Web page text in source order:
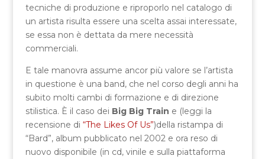
tecniche di produzione e riproporlo nel catalogo di
un artista risulta essere una scelta assai interessate,
se essa non è dettata da mere necessità
commerciali.
E tale manovra assume ancor più valore se l’artista
in questione è una band, che nel corso degli anni ha
subito molti cambi di formazione e di direzione
stilistica. È il caso dei Big Big Train e (leggi la
recensione di “The Likes Of Us”)della ristampa di
“Bard”, album pubblicato nel 2002 e ora reso di
nuovo disponibile (in cd, vinile e sulla piattaforma